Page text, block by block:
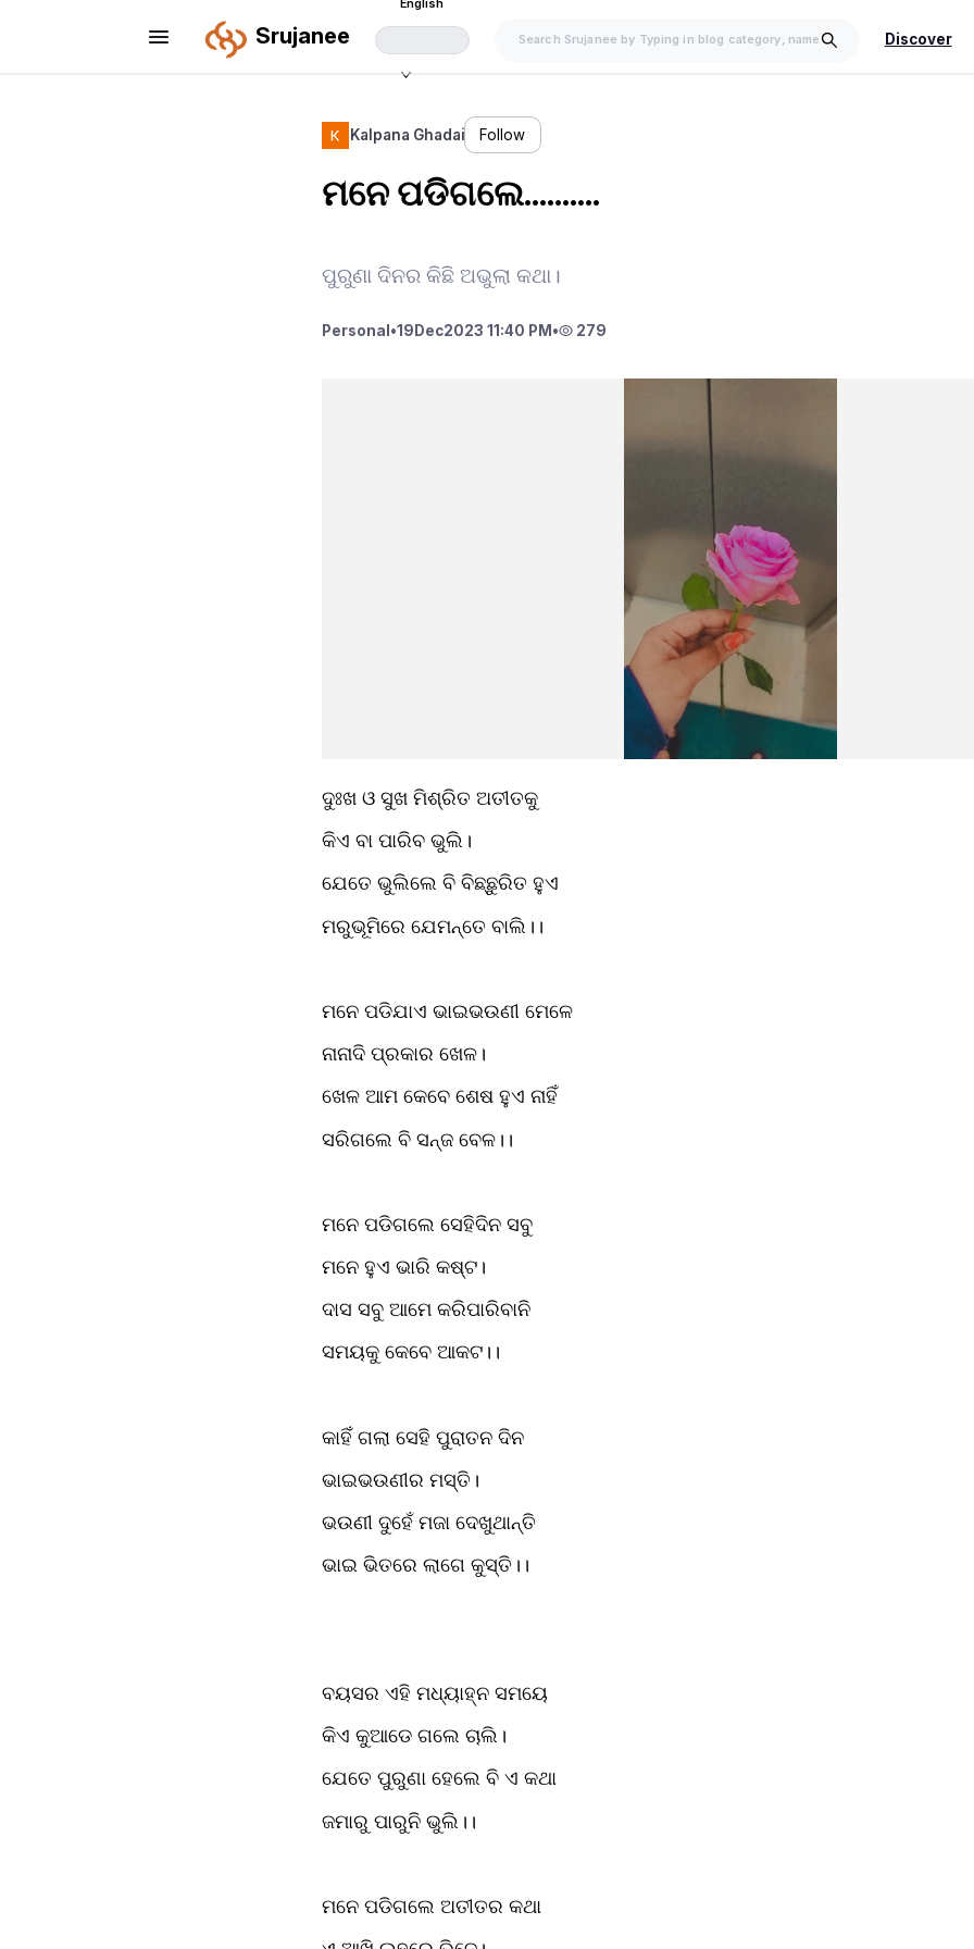
Srujanee
English
Discover
Kalpana Ghadai Follow
ମନେ ପଡିଗଲେ..........
ପୁରୁଣା ଦିନର କିଛି ଅଭୁଲା କଥା।
Personal •19 Dec2023 11:40 PM • 279
ଦୁଃଖ ଓ ସୁଖ ମିଶ୍ରିତ ଅତୀତକୁ
କିଏ ବା ପାରିବ ଭୁଲି।
ଯେତେ ଭୁଲିଲେ ବି ବିଛ୍ଛୁରିତ ହୁଏ
ମରୁଭୂମିରେ ଯେମନ୍ତେ ବାଲି।।
ମନେ ପଡିଯାଏ ଭାଇଭଉଣୀ ମେଳେ
ନାନାଦି ପ୍ରକାର ଖେଳ।
ଖେଳ ଆମ କେବେ ଶେଷ ହୁଏ ନାହିଁ
ସରିଗଲେ ବି ସନ୍ଜ ବେଳ।।
ମନେ ପଡିଗଲେ ସେହିଦିନ ସବୁ
ମନେ ହୁଏ ଭାରି କଷ୍ଟ।
ଦାସ ସବୁ ଆମେ କରିପାରିବାନି
ସମୟକୁ କେବେ ଆକଟ।।
କାହିଁ ଗଲା ସେହି ପୁରାତନ ଦିନ
ଭାଇଭଉଣୀର ମସ୍ତି।
ଭଉଣୀ ଦୁହେଁ ମଜା ଦେଖୁଥାନ୍ତି
ଭାଇ ଭିତରେ ଲାଗେ କୁସ୍ତି।।
ବୟସର ଏହି ମଧ୍ୟାହ୍ନ ସମୟେ
କିଏ କୁଆଡେ ଗଲେ ଚାଲି।
ଯେତେ ପୁରୁଣା ହେଲେ ବି ଏ କଥା
ଜମାରୁ ପାରୁନି ଭୁଲି।।
ମନେ ପଡିଗଲେ ଅତୀତର କଥା